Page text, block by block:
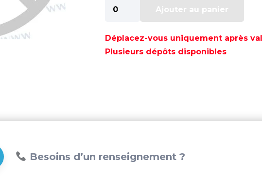
de
CLAW
ASSY
Ajouter au panier
Déplacez-vous uniquement après
Plusieurs dépôts disponibles
Besoins d’un renseignement ?